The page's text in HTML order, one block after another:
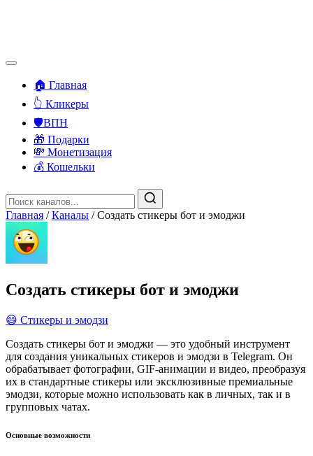
🏠 Главная
👆 Кликеры
🛡️ВПН
🎁 Подарки
💸 Монетизация
💰 Кошельки
Главная / Каналы / Создать стикеры бот и эмоджи
Создать стикеры бот и эмоджи
😄 Стикеры и эмодзи
Создать стикеры бот и эмоджи — это удобный инструмент
для создания уникальных стикеров и эмодзи в Telegram. Он
обрабатывает фотографии, GIF-анимации и видео, преобразуя
их в стандартные стикеры или эксклюзивные премиальные
эмодзи, которые можно использовать как в личных, так и в
групповых чатах.
Основные возможности